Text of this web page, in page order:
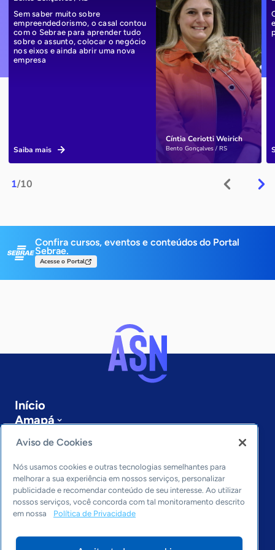
1/10
Cíntia Ceriotti Weirich
Bento Gonçalves / RS
Sem saber muito sobre
empreendedorismo, o casal contou
com o Sebrae para aprender tudo
sobre o assunto, colocar o negócio
nos eixos e ainda abrir uma nova
empresa
Saiba mais
Confira cursos, eventos e conteúdos do Portal
Sebrae.
Acesse o Portal
Início
Amapá
Sobre a ASN
Últimas notícias
Entre em contato
Editorias
Economia & Política
Inovação & Tecnologia
Cultura empreendedora
Aviso de Cookies
Nós usamos cookies e outras tecnologias semelhantes para
melhorar a sua experiência em nossos serviços, personalizar
publicidade e recomendar conteúdo de seu interesse. Ao utilizar
nossos serviços, você concorda com tal monitoramento descrito
em nossa
Política de Privacidade